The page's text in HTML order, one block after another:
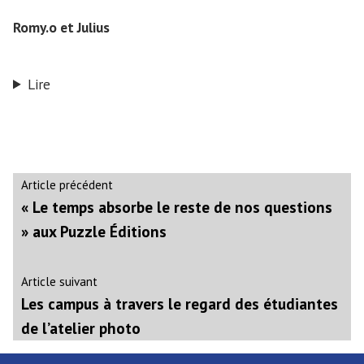
Romy.o et Julius
Lire
Navigation
de
Article précédent
précédent :
« Le temps absorbe le reste de nos questions
» aux Puzzle Éditions
Article suivant
suivant
Les campus à travers le regard des étudiantes
de l’atelier photo